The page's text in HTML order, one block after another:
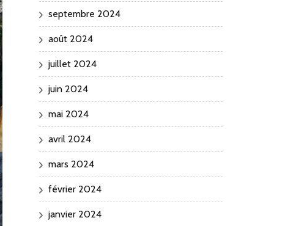
septembre 2024
août 2024
juillet 2024
juin 2024
mai 2024
avril 2024
mars 2024
février 2024
janvier 2024